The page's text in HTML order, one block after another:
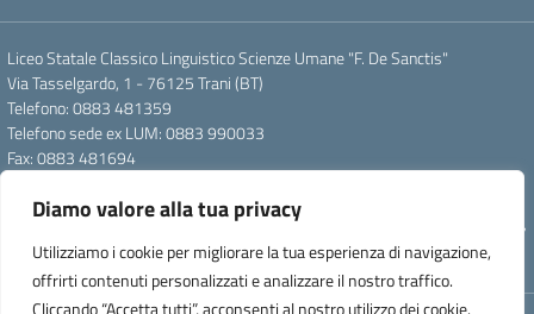
Diamo valore alla tua privacy
Utilizziamo i cookie per migliorare la tua esperienza di navigazione,
offrirti contenuti personalizzati e analizzare il nostro traffico.
Cliccando “Accetta tutti”, acconsenti al nostro utilizzo dei cookie.
Liceo Statale Classico Linguistico Scienze Umane "F. De Sanctis"
Via Tasselgardo, 1 - 76125 Trani (BT)
Telefono: 0883 481359
Telefono sede ex LUM: 0883 990033
Fax: 0883 481694
Pec: btpc210007@pec.istruzione.it
Codice Meccanografico: istsc_btpc210007 - Codice Fiscale: 92058830727
- Codice Univoco d'ufficio: UFG4S9